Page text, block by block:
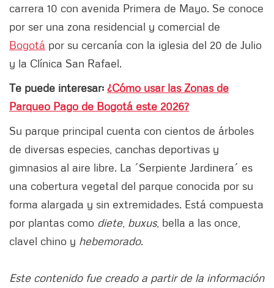
carrera 10 con avenida Primera de Mayo. Se conoce
por ser una zona residencial y comercial de
Bogotá por su cercanía con la iglesia del 20 de Julio
y la Clínica San Rafael.
Te puede interesar: ¿Cómo usar las Zonas de
Parqueo Pago de Bogotá este 2026?
Su parque principal cuenta con cientos de árboles
de diversas especies, canchas deportivas y
gimnasios al aire libre. La ´Serpiente Jardinera´ es
una cobertura vegetal del parque conocida por su
forma alargada y sin extremidades. Está compuesta
por plantas como diete, buxus, bella a las once,
clavel chino y hebemorado.
Este contenido fue creado a partir de la información